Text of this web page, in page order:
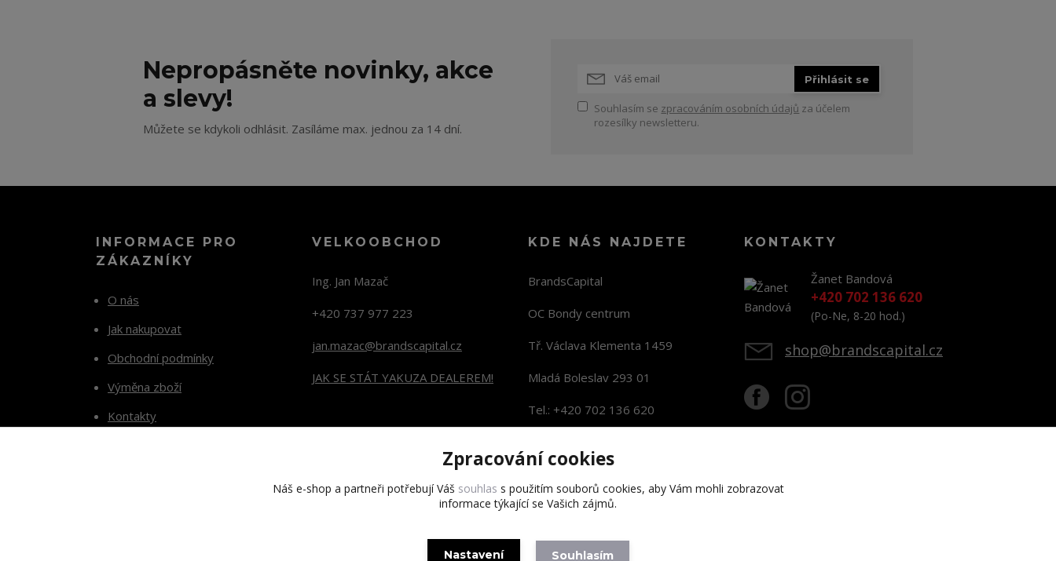
Nepropásněte novinky, akce
a slevy!
Můžete se kdykoli odhlásit. Zasíláme max. jednou za 14 dní.
Přihlásit se
Souhlasím se zpracováním osobních údajů za účelem
rozesílky newsletteru.
INFORMACE PRO
ZÁKAZNÍKY
O nás
Jak nakupovat
Obchodní podmínky
Výměna zboží
Kontakty
VELKOOBCHOD
Ing. Jan Mazač
+420 737 977 223
jan.mazac@brandscapital.cz
JAK SE STÁT YAKUZA DEALEREM!
KDE NÁS NAJDETE
BrandsCapital
OC Bondy centrum
Tř. Václava Klementa 1459
Mladá Boleslav 293 01
Tel.: +420 702 136 620
KONTAKTY
Žanet Bandová
+420 702 136 620
(Po-Ne, 8-20 hod.)
shop@brandscapital.cz
Copyright 2020 BrandsCapital s.r.o.
Zpracování cookies
Náš e-shop a partneři potřebují Váš souhlas s použitím souborů cookies, aby Vám mohli zobrazovat
informace týkající se Vašich zájmů.
Nastavení Souhlasím